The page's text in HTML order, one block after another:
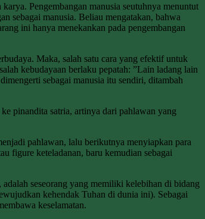
Pengembangan manusia seutuhnya menuntut
sebagai manusia. Beliau mengatakan, bahwa
ini hanya menekankan pada pengembangan
Maka, salah satu cara yang efektif untuk
kebudayaan berlaku pepatah: ”Lain ladang lain
sebagai manusia itu sendiri, ditambah
pinandita satria, artinya dari pahlawan yang
pahlawan, lalu berikutnya menyiapkan para
figure keteladanan, baru kemudian sebagai
seseorang yang memiliki kelebihan di bidang
kehendak Tuhan di dunia ini). Sebagai
keselamatan.